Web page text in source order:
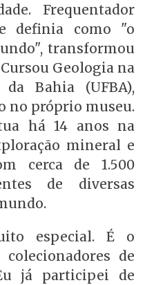
Frequentador
definia como "o
transformou
Geologia na
da Bahia (UFBA),
no próprio museu.
há 14 anos na
mineral e
cerca de 1.500
de diversas
especial. É o
de
já participei de